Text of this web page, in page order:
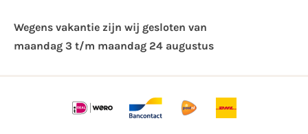
Wegens vakantie zijn wij gesloten van ​
maandag 3 t/m maandag 24 augustus